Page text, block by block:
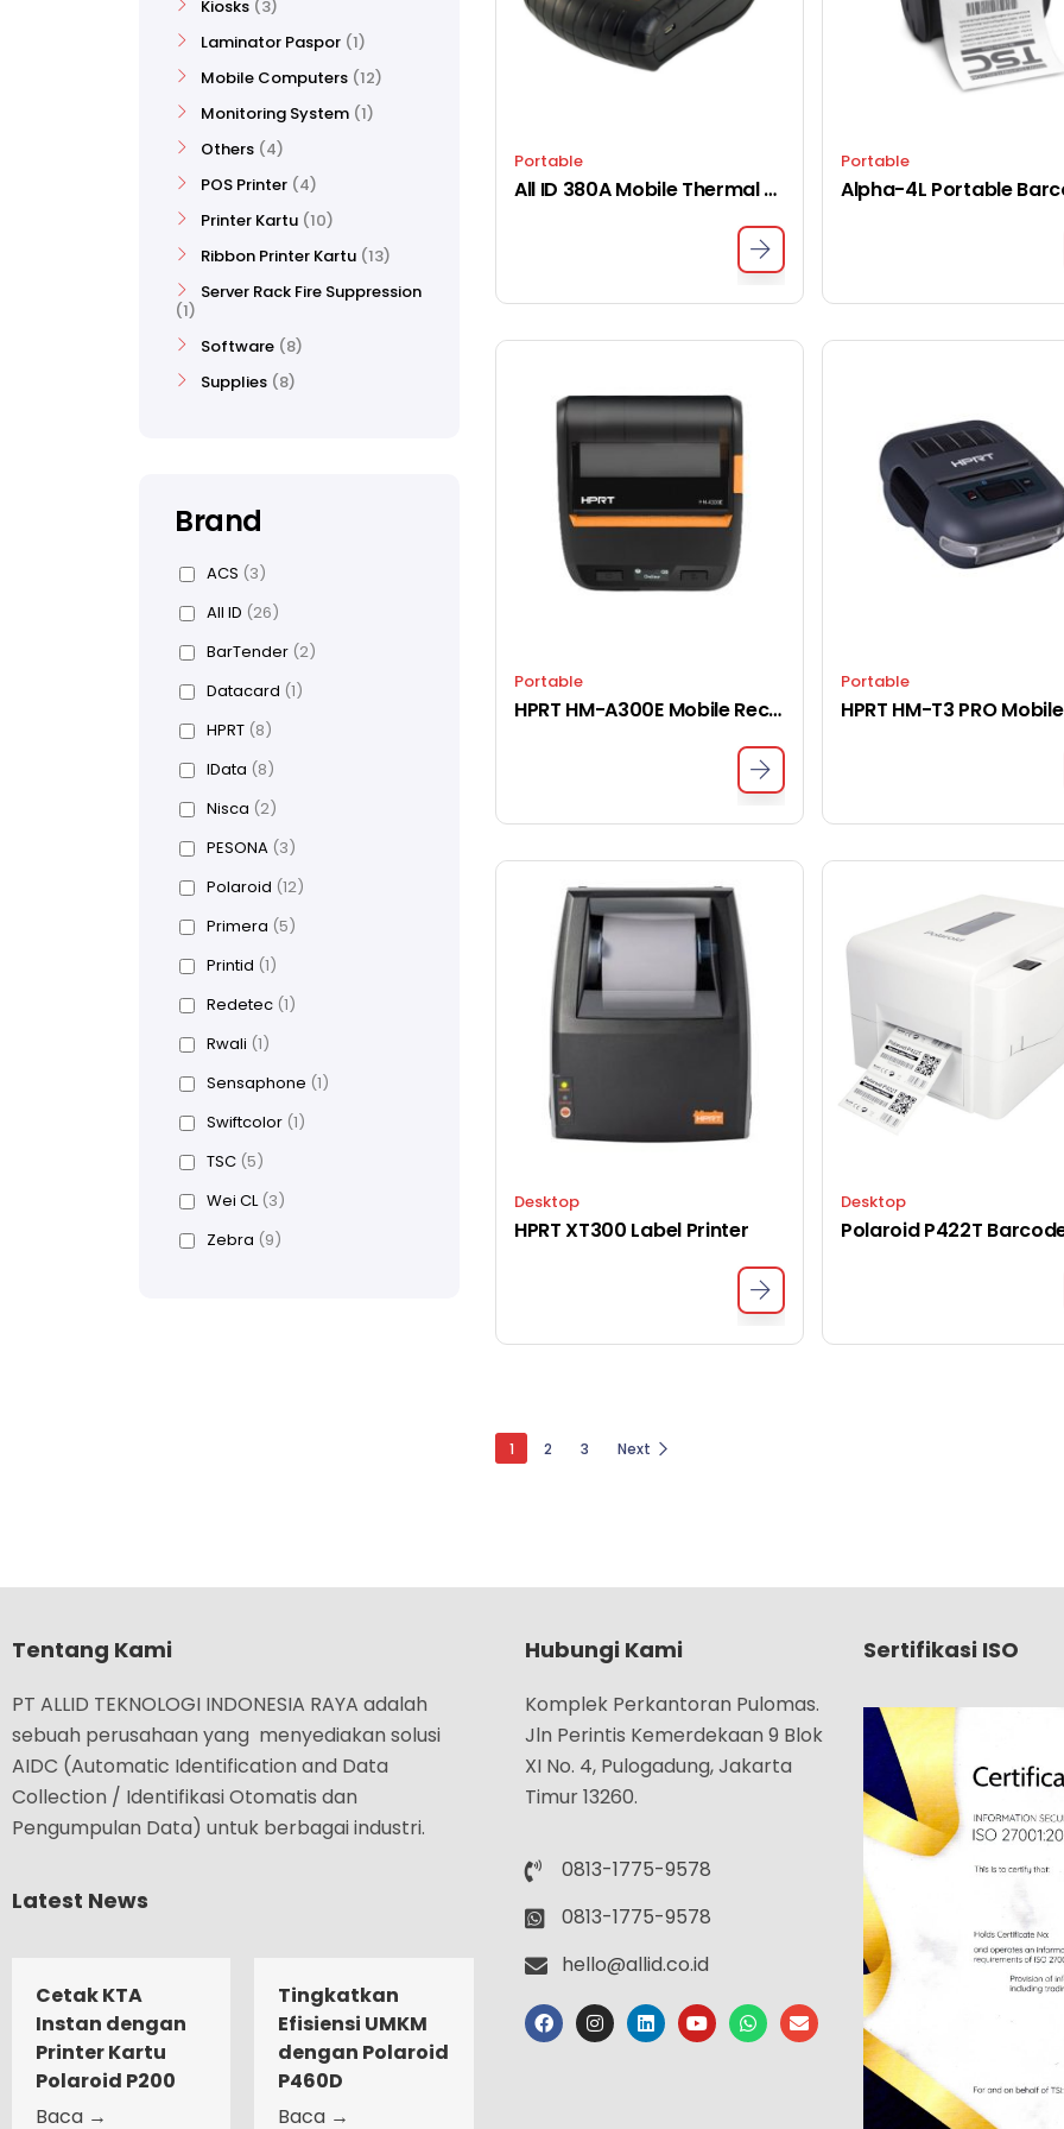
Portable
All ID 380A Mobile Thermal Printer
Portable
Portable
HPRT HM-A300E Mobile Receipt Printer
Portable
Desktop
HPRT XT300 Label Printer
Desktop
1 2 3 Next
Kiosks 3
Laminator Paspor 1
Mobile Computers 12
Monitoring System 1
Others 4
POS Printer 4
Printer Kartu 10
Ribbon Printer Kartu 13
Server Rack Fire Suppression
1
Software 8
Supplies 8
Brand
ACS (3)
All ID (26)
BarTender (2)
Datacard (1)
HPRT (8)
IData (8)
Nisca (2)
PESONA (3)
Polaroid (12)
Primera (5)
Printid (1)
Redetec (1)
Rwali (1)
Sensaphone (1)
Swiftcolor (1)
TSC (5)
Wei CL (3)
Zebra (9)
Tentang Kami
PT ALLID TEKNOLOGI INDONESIA RAYA adalah
sebuah perusahaan yang menyediakan solusi
AIDC (Automatic Identification and Data
Collection / Identifikasi Otomatis dan
Pengumpulan Data) untuk berbagai industri.
Latest News
Cetak KTA
Instan dengan
Printer Kartu
Polaroid P200
Baca →
Tingkatkan
Efisiensi UMKM
dengan Polaroid
P460D
Baca →
Hubungi Kami
Komplek Perkantoran Pulomas.
Jln Perintis Kemerdekaan 9 Blok
XI No. 4, Pulogadung, Jakarta
Timur 13260.
0813-1775-9578
0813-1775-9578
hello@allid.co.id
Sertifikasi ISO